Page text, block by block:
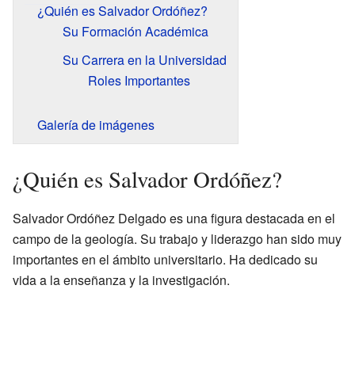
¿Quién es Salvador Ordóñez?
Su Formación Académica
Su Carrera en la Universidad
Roles Importantes
Galería de imágenes
¿Quién es Salvador Ordóñez?
Salvador Ordóñez Delgado es una figura destacada en el
campo de la geología. Su trabajo y liderazgo han sido muy
importantes en el ámbito universitario. Ha dedicado su
vida a la enseñanza y la investigación.